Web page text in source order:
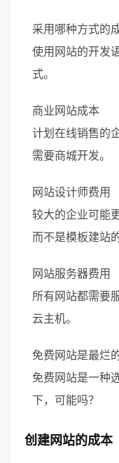
采用哪种方式的
使用网站的开发
式。
商业网站成本
计划在线销售的
需要商城开发。
网站设计师费用
较大的企业可能
而不是模板建站
网站服务器费用
所有网站都需要
云主机。
免费网站是最烂
免费网站是一种
下，可能吗？
创建网站的成本